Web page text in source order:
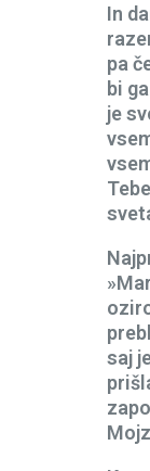
In
pa
bi
je
saj